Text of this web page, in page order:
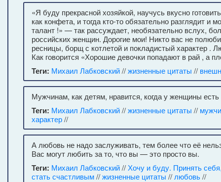
«Я буду прекрасной хозяйкой, научусь вкусно
как конфета, и тогда кто-то обязательно разглядит и
талант !» — так рассуждает, необязательно вслух,
российских женщин. Дорогие мои! Никто вас не
ресницы, борщ с котлетой и покладистый характер .
Как говорится «Хорошие девочки попадают в рай , а
Теги: Михаил Лабковский//жизненные цитаты //
Мужчинам, как детям, нравится, когда у женщины есть
Теги: Михаил Лабковский//жизненные цитаты //
характер//
А любовь не надо заслуживать, тем более что её
Вас могут любить за то, что вы — это просто вы.
Теги: Михаил Лабковский// Хочу и буду. Принять
стать счастливым//жизненные цитаты // любовь//